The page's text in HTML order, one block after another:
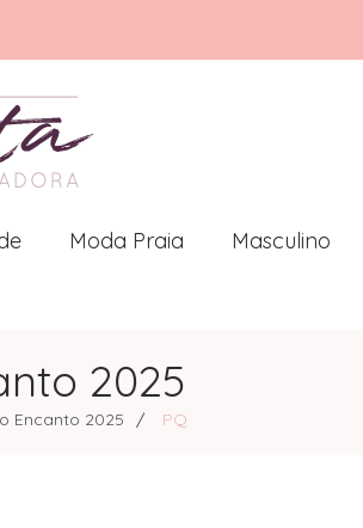
Moda Praia Masculino
2025
Encanto 2025 PQ